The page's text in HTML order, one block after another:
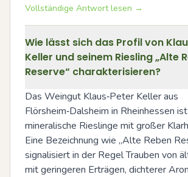
Vollständige Antwort lesen →
Wie lässt sich das Profil von
Keller und seinem Riesling „Alte
Reserve“ charakterisieren?
Das Weingut Klaus‑Peter Keller aus
Flörsheim‑Dalsheim in Rheinhessen
mineralische Rieslinge mit großer
Eine Bezeichnung wie „Alte Reben
signalisiert in der Regel Trauben von
mit geringeren Erträgen, dichterer